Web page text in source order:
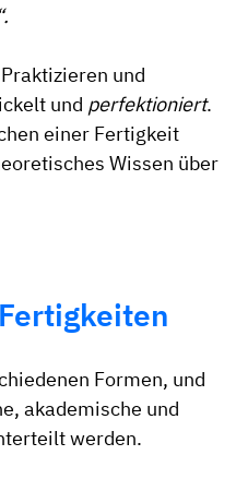
und
und perfektioniert.
einer Fertigkeit
Wissen über
Formen, und
akademische und
werden.